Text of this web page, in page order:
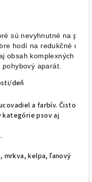
sú nevyhnutné na
hodí na redukčné
obsah komplexných
aparát.
deň
a farbív. Čisto
kategórie psov aj
mrkva, kelpa, ľanový